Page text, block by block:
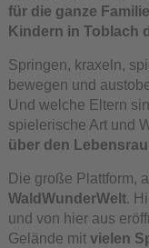
für die ganze
Kindern in Toblach
Springen, kraxeln,
bewegen und
Und welche Eltern
spielerische Art und
über den
Die große Plattform,
WaldWunderWelt.
und von hier aus
Gelände mit vielen